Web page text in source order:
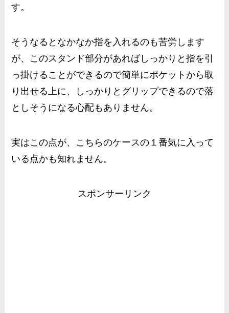
す。
そうなるとなかなか指を入れるのも苦労します
が、このスタンド部分があればしっかりと指を引
っ掛けることができるので簡単にポケットから取
り出せる上に、しっかりとグリップできるので落
としそうになる心配もありません。
実はこの点が、こちらのケースの１番気に入って
いる点かも知れません。
スポンサーリンク